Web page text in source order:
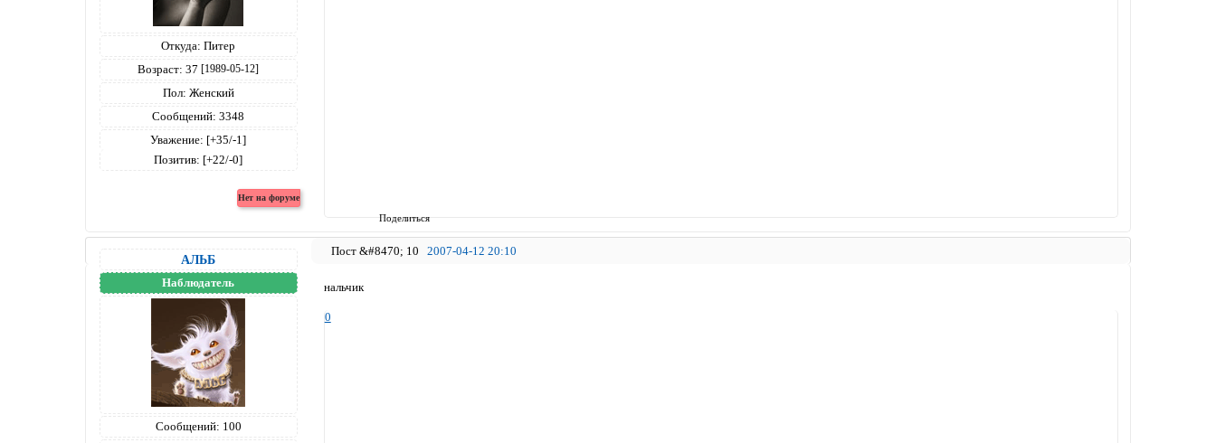
Поделиться
Откуда: Питер
Возраст: 37 [1989-05-12]
Пол: Женский
Сообщений: 3348
Уважение: [+35/-1]
Позитив: [+22/-0]
10 2007-04-12 20:10
АЛЬБ
Наблюдатель
Сообщений: 100
нальчик
0